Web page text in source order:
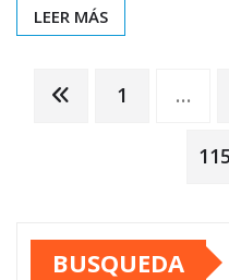
LEER MÁS
entradas
1 …
115
BUSQUEDA